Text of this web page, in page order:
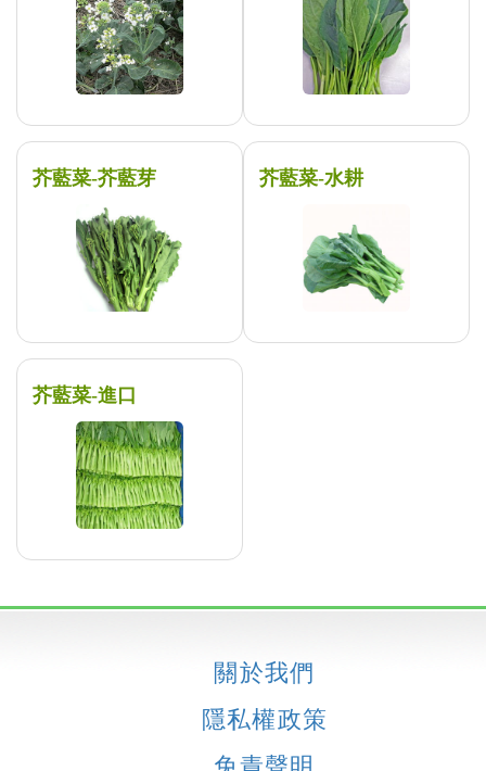
芥藍菜-芥藍芽 芥藍菜-水耕
芥藍菜-進口
關於我們
隱私權政策